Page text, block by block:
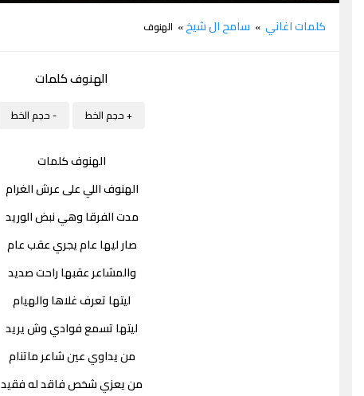
كلمات اغاني » سامح ال شيخ» الهنوف
الهنوف كلمات
+ حجم الخط - حجم الخط
الهنوف كلمات
الهنوف اللي على عرش الغرام
مدت الفرقا وهي نبض الوريد
صار ليها عام يجري عقب عام
والمشاعر عقبها راحت صديد
ليتها تعرف غلاها والهيام
ليتها تسمع فوادي وش يريد
من يداوي عين شاعر ماتنام
من يعزي شخص فاقد له فقيد